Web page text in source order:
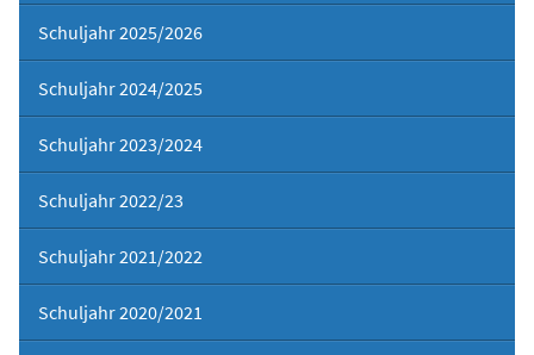
Schuljahr 2025/2026
Schuljahr 2024/2025
Schuljahr 2023/2024
Schuljahr 2022/23
Schuljahr 2021/2022
Schuljahr 2020/2021